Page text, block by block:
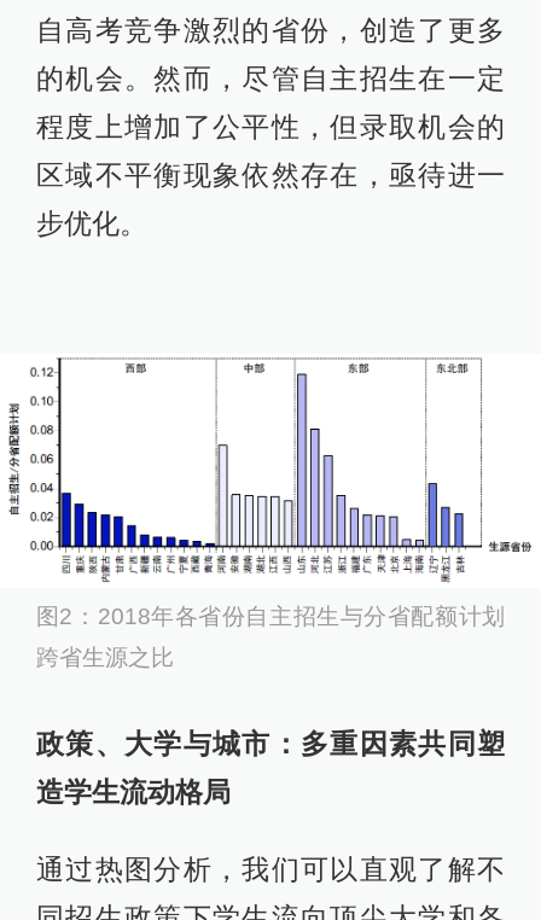
自高考竞争激烈的省份，创造了更多
的机会。然而，尽管自主招生在一定
程度上增加了公平性，但录取机会的
区域不平衡现象依然存在，亟待进一
步优化。
图2：2018年各省份自主招生与分省配额计划
跨省生源之比
政策、大学与城市：多重因素共同塑
造学生流动格局
通过热图分析，我们可以直观了解不